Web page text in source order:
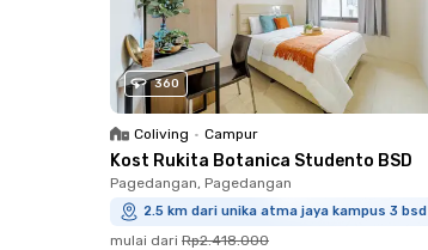
360
Coliving • Campur
Kost Rukita Botanica Studento BSD
Pagedangan, Pagedangan
2.5 km dari unika atma jaya kampus 3 bsd
mulai dari Rp2.418.000